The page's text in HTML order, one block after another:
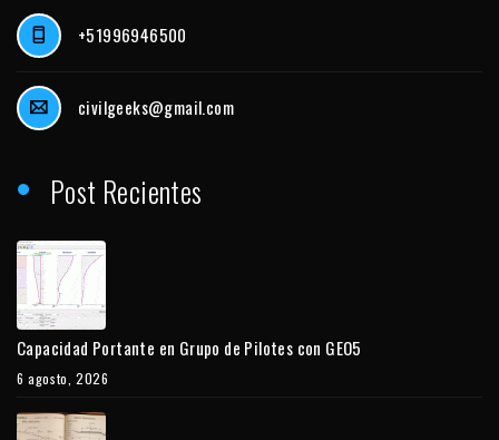
+51996946500
civilgeeks@gmail.com
Post Recientes
Capacidad Portante en Grupo de Pilotes con GEO5
6 agosto, 2026